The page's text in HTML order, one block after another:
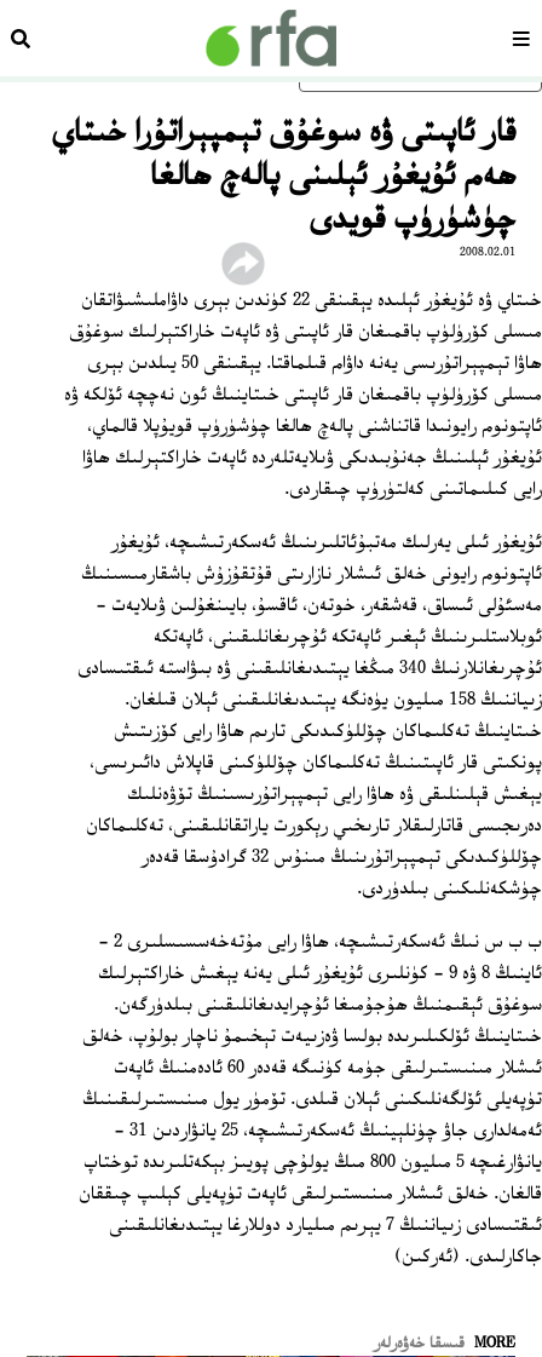
ئاساسلىق مەزمۇنغا ئاتلاڭسەھىپە
قار ئاپىتى ۋە سوغۇق تېمپېراتۇرا خىتاي
ھەم ئۇيغۇر ئېلىنى پالەچ ھالغا
چۈشۈرۈپ قويدى
2008.02.01
خىتاي ۋە ئۇيغۇر ئېلىدە يېقىنقى 22 كۈندىن بېرى داۋاملىشىۋاتقان
مىسلى كۆرۈلۈپ باقمىغان قار ئاپىتى ۋە ئاپەت خاراكتېرلىك سوغۇق
ھاۋا تېمپېراتۇرىسى يەنە داۋام قىلماقتا. يېقىنقى 50 يىلدىن بېرى
مىسلى كۆرۈلۈپ باقمىغان قار ئاپىتى خىتاينىڭ ئون نەچچە ئۆلكە ۋە
ئاپتونوم رايونىدا قاتناشنى پالەچ ھالغا چۈشۈرۈپ قويۇپلا قالماي،
ئۇيغۇر ئېلىنىڭ جەنۇبىدىكى ۋىلايەتلەردە ئاپەت خاراكتېرلىك ھاۋا
رايى كىلىماتىنى كەلتۈرۈپ چىقاردى.
ئۇيغۇر ئىلى يەرلىك مەتبۇئاتلىرىنىڭ ئەسكەرتىشىچە، ئۇيغۇر
ئاپتونوم رايونى خەلق ئىشلار نازارىتى قۇتقۇزۇش باشقارمىسىنىڭ
مەسئۇلى ئىساق، قەشقەر، خوتەن، ئاقسۇ، بايىنغۇلىن ۋىلايەت ‏-
ئوبلاستلىرىنىڭ ئېغىر ئاپەتكە ئۇچرىغانلىقىنى، ئاپەتكە
ئۇچرىغانلارنىڭ 340 مىڭغا يېتىدىغانلىقىنى ۋە بىۋاستە ئىقتىسادى
زىياننىڭ 158 مىليون يۈەنگە يېتىدىغانلىقىنى ئېلان قىلغان.
خىتاينىڭ تەكلىماكان چۆللۈكىدىكى تارىم ھاۋا رايى كۆزىتىش
پونكىتى قار ئاپىتىنىڭ تەكلىماكان چۆللۈكىنى قاپلاش دائىرىسى،
يېغىش قېلىنلىقى ۋە ھاۋا رايى تېمپېراتۇرىسىنىڭ تۆۋەنلىك
دەرىجىسى قاتارلىقلار تارىخىي رېكورت ياراتقانلىقىنى، تەكلىماكان
چۆللۈكىدىكى تېمپېراتۇرىنىڭ مىنۇس 32 گرادۇسقا قەدەر
چۈشكەنلىكىنى بىلدۈردى.
ب ب س نىڭ ئەسكەرتىشىچە، ھاۋا رايى مۇتەخەسسىسلىرى 2 -
ئاينىڭ 8 ۋە 9 - كۈنلىرى ئۇيغۇر ئىلى يەنە يېغىش خاراكتېرلىك
سوغۇق ئېقىمنىڭ ھۇجۇمىغا ئۇچرايدىغانلىقىنى بىلدۈرگەن.
خىتاينىڭ ئۆلكىلىرىدە بولسا ۋەزىيەت تېخىمۇ ناچار بولۇپ، خەلق
ئىشلار مىنىستىرلىقى جۈمە كۈنىگە قەدەر 60 ئادەمنىڭ ئاپەت
تۈپەيلى ئۆلگەنلىكىنى ئېلان قىلدى. تۆمۈر يول مىنىستىرلىقىنىڭ
ئەمەلدارى جاۋ چۈنلېينىڭ ئەسكەرتىشىچە، 25 يانۋاردىن 31 -
يانۋارغىچە 5 مىليون 800 مىڭ يولۇچى پويىز بېكەتلىرىدە توختاپ
قالغان. خەلق ئىشلار مىنىستىرلىقى ئاپەت تۈپەيلى كېلىپ چىققان
ئىقتىسادى زىياننىڭ 7 يېرىم مىليارد دوللارغا يېتىدىغانلىقىنى
جاكارلىدى. (ئەركىن)
MORE قىسقا خەۋەرلەر